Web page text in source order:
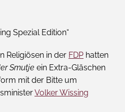
Spezial Edition“
Religiösen in der FDP hatten
Smutje ein Extra-Gläschen
mit der Bitte um
Volker Wissing